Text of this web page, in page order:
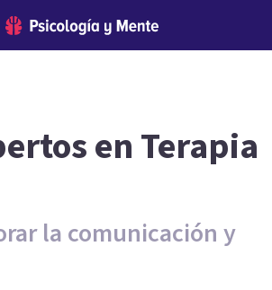
en Terapia
la comunicación y